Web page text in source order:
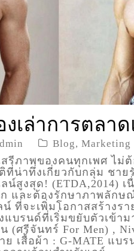
งเล่าการตล
Blog, Marketing
รีภาพของคนทุกเพศ ไม่
ที่น่าทึ่งเกี่ยวกับกลุ่ม ชา
สูงสุด! (ETDA,2014)
และต้องรักษาภาพลัก
ที่จะเพิ่มโอกาสสร้างร
แบรนด์ที่เริ่มขยับตัวเข้า
(ศรีจันทร์ For Men) ,
เสื้อผ้า : G-MATE แบร